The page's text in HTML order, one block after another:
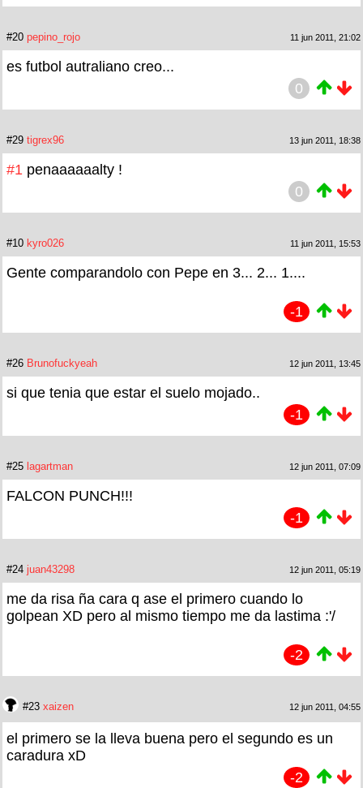
#20 pepino_rojo 11 jun 2011, 21:02
es futbol autraliano creo...
0
#29 tigrex96 13 jun 2011, 18:38
#1 penaaaaaalty !
0
#10 kyro026 11 jun 2011, 15:53
Gente comparandolo con Pepe en 3... 2... 1....
-1
#26 Brunofuckyeah 12 jun 2011, 13:45
si que tenia que estar el suelo mojado..
-1
#25 lagartman 12 jun 2011, 07:09
FALCON PUNCH!!!
-1
#24 juan43298 12 jun 2011, 05:19
me da risa ña cara q ase el primero cuando lo
golpean XD pero al mismo tiempo me da lastima :'/
-2
#23 xaizen 12 jun 2011, 04:55
el primero se la lleva buena pero el segundo es un
caradura xD
-2